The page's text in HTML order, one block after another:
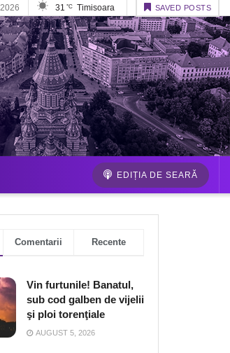
31 °C Timisoara SAVED POSTS
EDIȚIA DE SEARĂ
Comentarii Recente
Vin furtunile! Banatul,
sub cod galben de vijelii
şi ploi torenţiale
AUGUST 5, 2026